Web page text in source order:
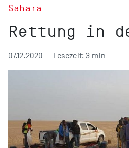
Sahara
Rettung in
07.12.2020 Lesezeit: 3 min